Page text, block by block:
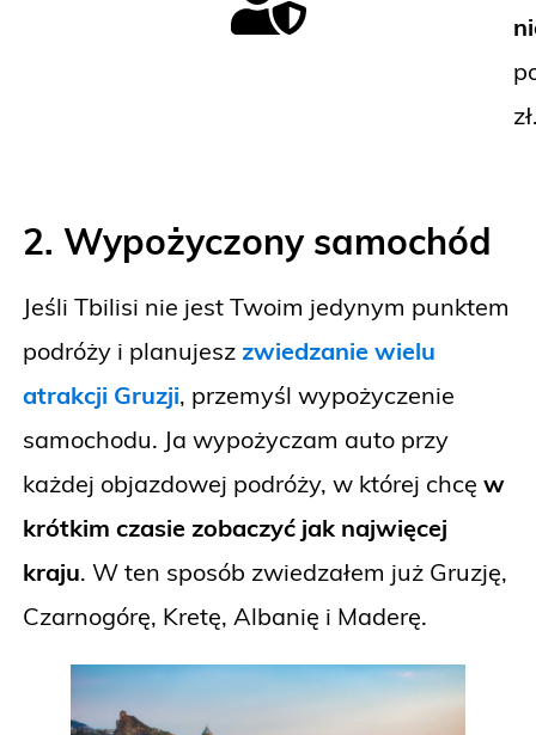
2. Wypożyczony samochód
Jeśli Tbilisi nie jest Twoim jedynym punktem
podróży i planujesz zwiedzanie wielu
atrakcji Gruzji, przemyśl wypożyczenie
samochodu. Ja wypożyczam auto przy
każdej objazdowej podróży, w której chcę w
krótkim czasie zobaczyć jak najwięcej
kraju. W ten sposób zwiedzałem już Gruzję,
Czarnogórę, Kretę, Albanię i Maderę.